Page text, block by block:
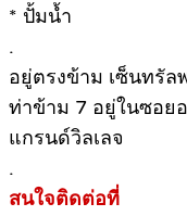
* ปั้มน้ำ
.
อยู่ตรงข้าม เซ็นทรัล
ท่าข้าม 7 อยู่ในซอย
แกรนด์วิลเลจ
.
สนใจติดต่อที่